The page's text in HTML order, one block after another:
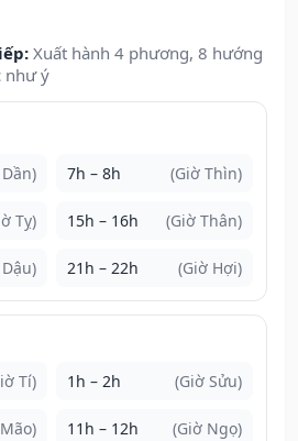
Xuất hành 4 phương, 8 hướng
như ý
7h – 8h (Giờ Thìn)
Tỵ) 15h – 16h (Giờ Thân)
21h – 22h (Giờ Hợi)
Tí) 1h – 2h (Giờ Sửu)
11h – 12h (Giờ Ngọ)